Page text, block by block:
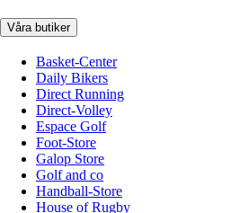
Våra butiker
Basket-Center
Daily Bikers
Direct Running
Direct-Volley
Espace Golf
Foot-Store
Galop Store
Golf and co
Handball-Store
House of Rugby